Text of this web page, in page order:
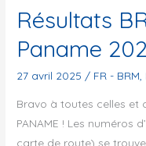
Résultats
Paname
27 avril 2025 / FR - BRM
Bravo à toutes celles et
PANAME ! Les numéros
carte de route) se